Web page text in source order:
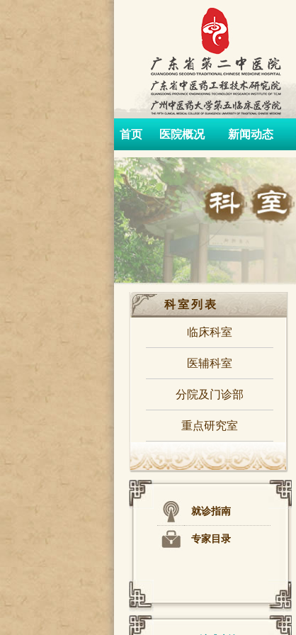
首页 医院概况 新闻动态
科室列表
临床科室
医辅科室
分院及门诊部
重点研究室
就诊指南
专家目录